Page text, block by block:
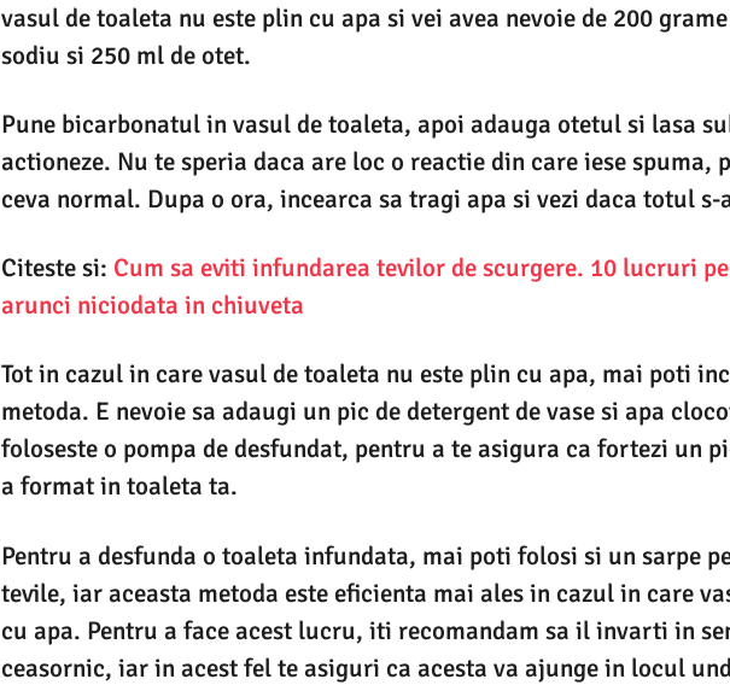
vasul de toaleta nu este plin cu apa si vei avea nevoie de 200
sodiu si 250 ml de otet.
Pune bicarbonatul in vasul de toaleta, apoi adauga otetul si lasa
actioneze. Nu te speria daca are loc o reactie din care iese spuma,
ceva normal. Dupa o ora, incearca sa tragi apa si vezi daca totul s-
Citeste si: Cum sa eviti infundarea tevilor de scurgere. 10 lucruri
arunci niciodata in chiuveta
Tot in cazul in care vasul de toaleta nu este plin cu apa, mai poti
metoda. E nevoie sa adaugi un pic de detergent de vase si apa
foloseste o pompa de desfundat, pentru a te asigura ca fortezi un
a format in toaleta ta.
Pentru a desfunda o toaleta infundata, mai poti folosi si un sarpe
tevile, iar aceasta metoda este eficienta mai ales in cazul in care
cu apa. Pentru a face acest lucru, iti recomandam sa il invarti in
ceasornic, iar in acest fel te asiguri ca acesta va ajunge in locul